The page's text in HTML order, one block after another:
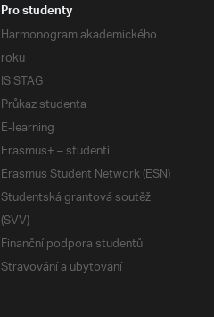
Pro studenty
Harmonogram akademického
roku
IS STAG
Průkaz studenta
E-learning
Erasmus+ – studenti
Erasmus Student Network (ESN)
Studentská grantová soutěž
(SVV)
Finanční podpora studentů
Stravování a ubytování